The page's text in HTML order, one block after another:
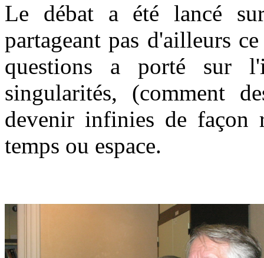
Le débat a été lancé
partageant pas d'ailleurs
questions a porté sur
singularités, (comment
devenir infinies de façon
temps ou espace.